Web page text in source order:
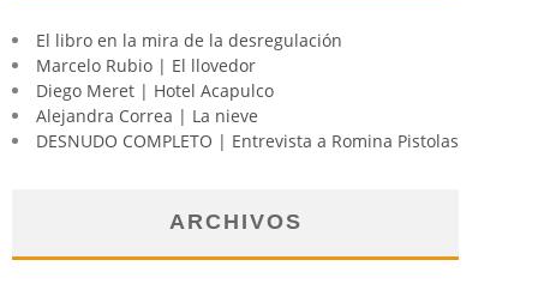
El libro en la mira de la desregulación
Marcelo Rubio | El llovedor
Diego Meret | Hotel Acapulco
Alejandra Correa | La nieve
DESNUDO COMPLETO | Entrevista a Romina Pistolas
ARCHIVOS